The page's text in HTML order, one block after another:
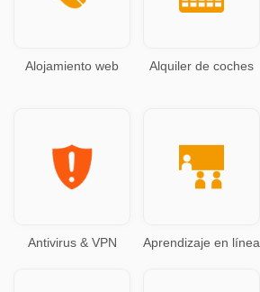
Alojamiento web Alquiler de coches
Antivirus & VPN Aprendizaje en línea